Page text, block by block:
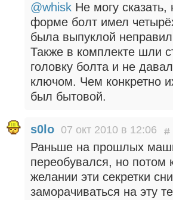
@whisk Не могу
форме болт имел
была выпуклой
Также в комплекте шли
головку болта и не
ключом. Чем конкретно
был бытовой.
s0lo 07 окт 2010 в 12:06
Раньше на прошлых
переобувался, но потом
желании эти секретки
заморачиваться на эту